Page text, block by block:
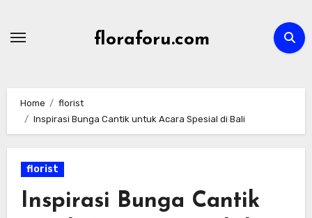
floraforu.com
Home
florist
Inspirasi Bunga Cantik untuk Acara Spesial di Bali
florist
Inspirasi Bunga Cantik